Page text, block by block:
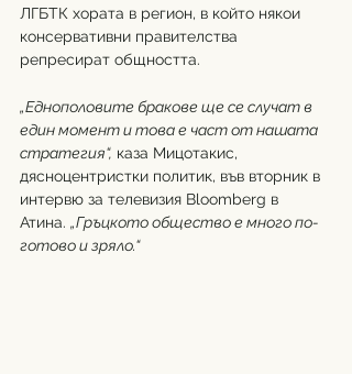
ЛГБТК хората в регион, в който някои
консервативни правителства
репресират общността.
„Еднополовите бракове ще се случат в
един момент и това е част от нашата
стратегия“, каза Мицотакис,
дясноцентристки политик, във вторник в
интервю за телевизия Bloomberg в
Атина. „Гръцкото общество е много по-
готово и зряло.“